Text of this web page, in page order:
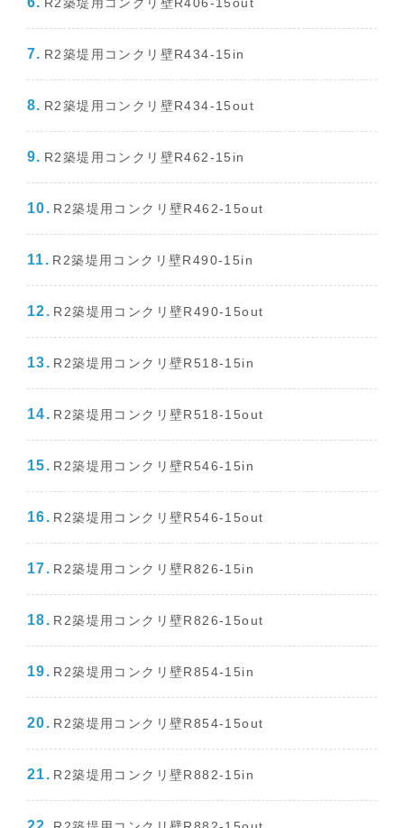
R2築堤用コンクリ壁R406-15out
R2築堤用コンクリ壁R434-15in
R2築堤用コンクリ壁R434-15out
R2築堤用コンクリ壁R462-15in
R2築堤用コンクリ壁R462-15out
R2築堤用コンクリ壁R490-15in
R2築堤用コンクリ壁R490-15out
R2築堤用コンクリ壁R518-15in
R2築堤用コンクリ壁R518-15out
R2築堤用コンクリ壁R546-15in
R2築堤用コンクリ壁R546-15out
R2築堤用コンクリ壁R826-15in
R2築堤用コンクリ壁R826-15out
R2築堤用コンクリ壁R854-15in
R2築堤用コンクリ壁R854-15out
R2築堤用コンクリ壁R882-15in